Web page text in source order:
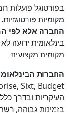
בפורטוגל פועלות
מקומיות פורטוגזיות.
החברה אלא לפי
בינלאומית ידועה
מקומית מקצועית.
החברות
העיקריות ובדרך
בזמינות גבוהה,